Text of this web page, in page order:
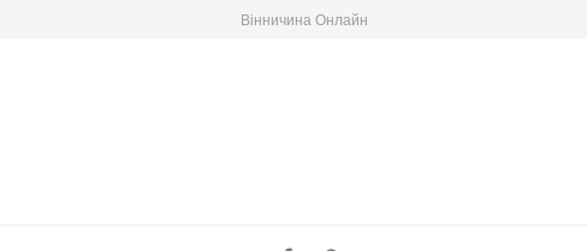
Вінничина Онлайн